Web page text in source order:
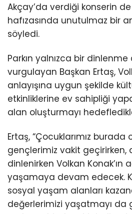
Akçay’da verdiği konserin
hafızasında unutulmaz bir
söyledi.
Parkın yalnızca bir dinlenme
vurgulayan Başkan Ertaş,
anlayışına uygun şekilde
etkinliklerine ev sahipliği
alan oluşturmayı
Ertaş, “Çocuklarımız burada
gençlerimiz vakit geçirirken,
dinlenirken Volkan Konak’ın
yaşamaya devam edecek.
sosyal yaşam alanları
değerlerimizi yaşatmayı da